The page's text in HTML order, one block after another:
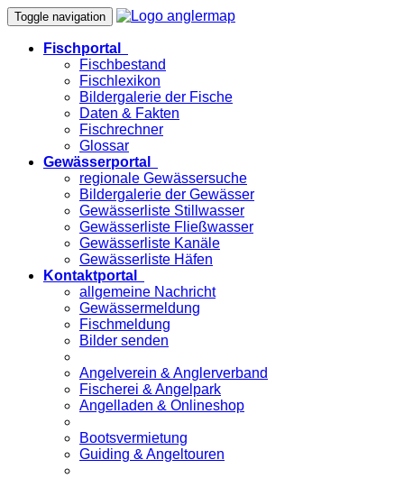
Toggle navigation
Fischportal
Fischbestand
Fischlexikon
Bildergalerie der Fische
Daten & Fakten
Fischrechner
Glossar
Gewässerportal
regionale Gewässersuche
Bildergalerie der Gewässer
Gewässerliste Stillwasser
Gewässerliste Fließwasser
Gewässerliste Kanäle
Gewässerliste Häfen
Kontaktportal
allgemeine Nachricht
Gewässermeldung
Fischmeldung
Bilder senden
Angelverein & Anglerverband
Fischerei & Angelpark
Angelladen & Onlineshop
Bootsvermietung
Guiding & Angeltouren